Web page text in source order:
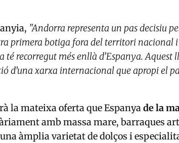
"Andorra representa un pas decisiu
primera botiga fora del territori nacional
té recorregut més enllà d’Espanya. Aquest
d’una xarxa internacional que apropi el
la mateixa oferta que Espanyade la
amb massa mare, barraques
àmplia varietat de dolços i